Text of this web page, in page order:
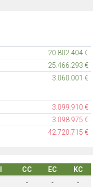
20.802.404 €
25.466.293 €
3.060.001 €
3.099.910 €
3.098.975 €
42.720.715 €
CC EC
KC
- -
-